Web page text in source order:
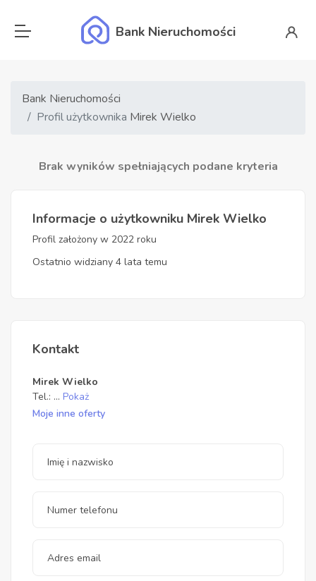
Bank Nieruchomości
Bank Nieruchomości
Profil użytkownika Mirek Wielko
Brak wyników spełniających podane kryteria
Informacje o użytkowniku Mirek Wielko
Profil założony w 2022 roku
Ostatnio widziany 4 lata temu
Kontakt
Mirek Wielko
Tel.: ... Pokaż
Moje inne oferty